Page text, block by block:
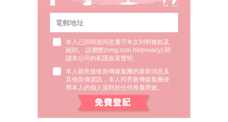
本人已詳閱並同意遵守本文列明條款及
細則。 請瀏覽(nmg.com.hk/privacy) 閱
讀本公司的私隱政策聲明。
本人願意接收新傳媒集團的最新消息及
其他宣傳資訊，本人同意新傳媒集團使
用本人的個人資料於任何推廣用途。